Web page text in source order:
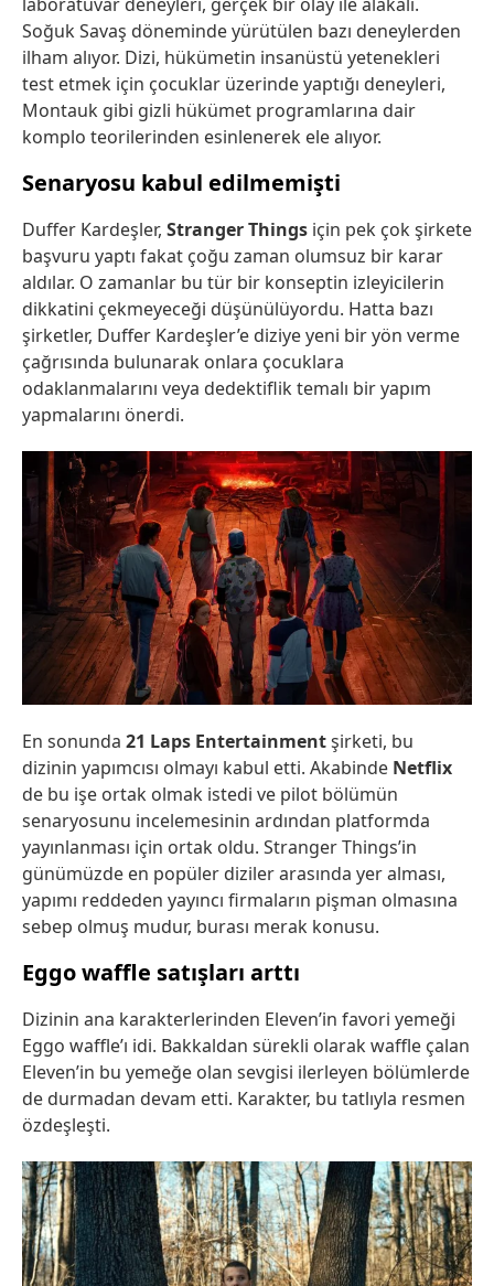
Soğuk Savaş döneminde yürütülen bazı deneylerden
ilham alıyor. Dizi, hükümetin insanüstü yetenekleri
test etmek için çocuklar üzerinde yaptığı deneyleri,
Montauk gibi gizli hükümet programlarına dair
komplo teorilerinden esinlenerek ele alıyor.
Senaryosu kabul edilmemişti
Duffer Kardeşler, Stranger Things için pek çok şirkete
başvuru yaptı fakat çoğu zaman olumsuz bir karar
aldılar. O zamanlar bu tür bir konseptin izleyicilerin
dikkatini çekmeyeceği düşünülüyordu. Hatta bazı
şirketler, Duffer Kardeşler’e diziye yeni bir yön verme
çağrısında bulunarak onlara çocuklara
odaklanmalarını veya dedektiflik temalı bir yapım
yapmalarını önerdi.
En sonunda 21 Laps Entertainmentşirketi, bu
dizinin yapımcısı olmayı kabul etti. Akabinde Netflix
de bu işe ortak olmak istedi ve pilot bölümün
senaryosunu incelemesinin ardından platformda
yayınlanması için ortak oldu. Stranger Things’in
günümüzde en popüler diziler arasında yer alması,
yapımı reddeden yayıncı firmaların pişman olmasına
sebep olmuş mudur, burası merak konusu.
Eggo waffle satışları arttı
Dizinin ana karakterlerinden Eleven’in favori yemeği
Eggo waffle’ı idi. Bakkaldan sürekli olarak waffle çalan
Eleven’in bu yemeğe olan sevgisi ilerleyen bölümlerde
de durmadan devam etti. Karakter, bu tatlıyla resmen
özdeşleşti.